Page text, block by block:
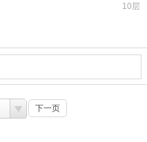
10层
下一页